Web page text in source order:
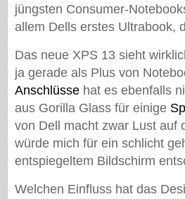
jüngsten Consumer-
allem Dells erstes Ultrabook,
Das neue XPS 13 sieht
ja gerade als Plus von
Anschlüsse hat es ebenfalls
aus Gorilla Glass für einige
von Dell macht zwar Lust auf
würde mich für ein schlicht
entspiegeltem Bildschirm
Welchen Einfluss hat das